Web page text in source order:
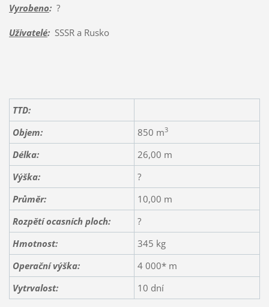
Vyrobeno:?
Uživatelé:SSSR a Rusko
TTD:
Objem:
850 m3
Délka:
26,00 m
Výška:
?
Průměr:
10,00 m
Rozpětí ocasních ploch:
?
Hmotnost:
345 kg
Operační výška:
4 000* m
Vytrvalost:
10 dní